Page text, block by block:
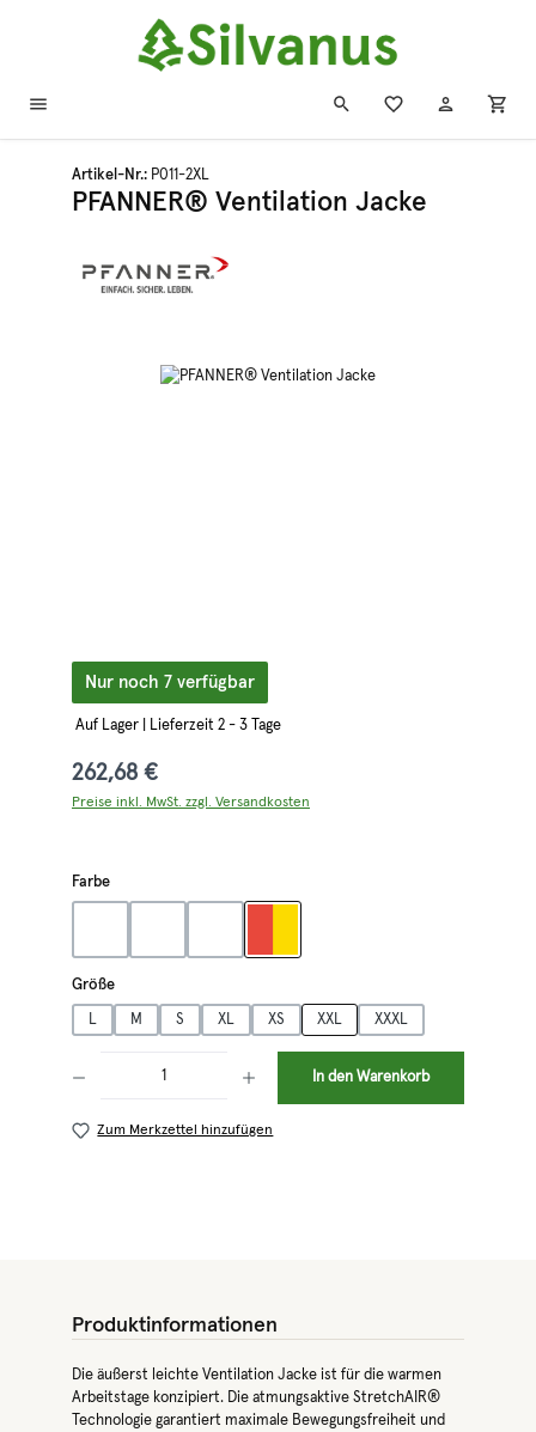
Zum Hauptinhalt springen
Artikel-Nr.: P011-2XL
PFANNER® Ventilation Jacke
Bildergalerie überspringen
Nur noch 7 verfügbar
Auf Lager | Lieferzeit 2 - 3 Tage
262,68 €
Preise inkl. MwSt. zzgl. Versandkosten
Farbeauswählen
Größeauswählen
L M S XL XS XXL XXXL
In den Warenkorb
Zum Merkzettel hinzufügen
Produktinformationen
Die äußerst leichte Ventilation Jacke ist für die warmen
Arbeitstage konzipiert. Die atmungsaktive StretchAIR®
Technologie garantiert maximale Bewegungsfreiheit und